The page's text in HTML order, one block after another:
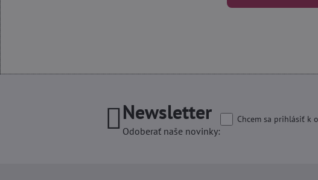
Newsletter
Odoberať naše novinky:
Chcem sa prihlásiť k